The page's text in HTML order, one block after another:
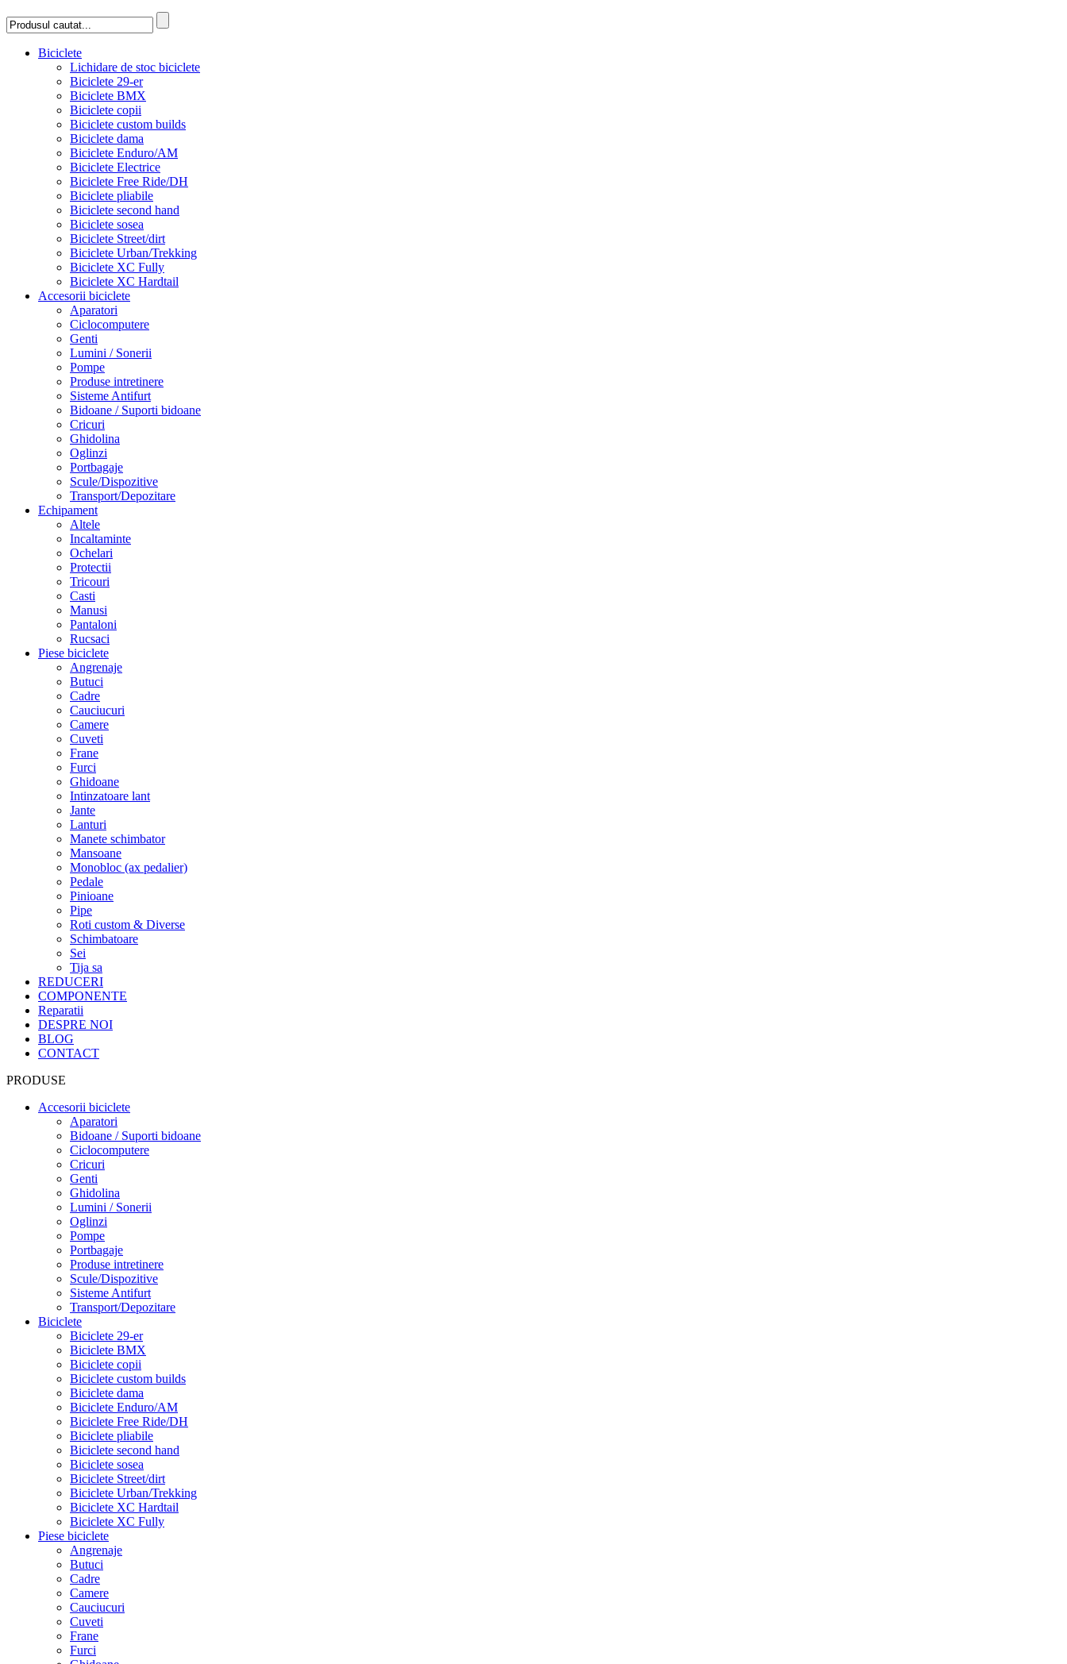
Biciclete
Lichidare de stoc biciclete
Biciclete 29-er
Biciclete BMX
Biciclete copii
Biciclete custom builds
Biciclete dama
Biciclete Enduro/AM
Biciclete Electrice
Biciclete Free Ride/DH
Biciclete pliabile
Biciclete second hand
Biciclete sosea
Biciclete Street/dirt
Biciclete Urban/Trekking
Biciclete XC Fully
Biciclete XC Hardtail
Accesorii biciclete
Aparatori
Ciclocomputere
Genti
Lumini / Sonerii
Pompe
Produse intretinere
Sisteme Antifurt
Bidoane / Suporti bidoane
Cricuri
Ghidolina
Oglinzi
Portbagaje
Scule/Dispozitive
Transport/Depozitare
Echipament
Altele
Incaltaminte
Ochelari
Protectii
Tricouri
Casti
Manusi
Pantaloni
Rucsaci
Piese biciclete
Angrenaje
Butuci
Cadre
Cauciucuri
Camere
Cuveti
Frane
Furci
Ghidoane
Intinzatoare lant
Jante
Lanturi
Manete schimbator
Mansoane
Monobloc (ax pedalier)
Pedale
Pinioane
Pipe
Roti custom & Diverse
Schimbatoare
Sei
Tija sa
REDUCERI
COMPONENTE
Reparatii
DESPRE NOI
BLOG
CONTACT
PRODUSE
Accesorii biciclete
Aparatori
Bidoane / Suporti bidoane
Ciclocomputere
Cricuri
Genti
Ghidolina
Lumini / Sonerii
Oglinzi
Pompe
Portbagaje
Produse intretinere
Scule/Dispozitive
Sisteme Antifurt
Transport/Depozitare
Biciclete
Biciclete 29-er
Biciclete BMX
Biciclete copii
Biciclete custom builds
Biciclete dama
Biciclete Enduro/AM
Biciclete Free Ride/DH
Biciclete pliabile
Biciclete second hand
Biciclete sosea
Biciclete Street/dirt
Biciclete Urban/Trekking
Biciclete XC Hardtail
Biciclete XC Fully
Piese biciclete
Angrenaje
Butuci
Cadre
Camere
Cauciucuri
Cuveti
Frane
Furci